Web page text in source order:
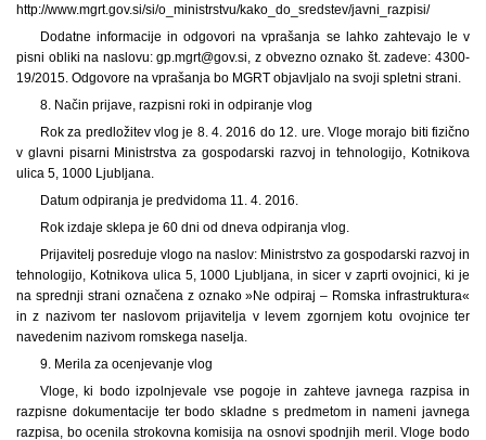
http://www.mgrt.gov.si/si/o_ministrstvu/kako_do_sredstev/javni_razpisi/
Dodatne informacije in odgovori na vprašanja se lahko zahtevajo le v
pisni obliki na naslovu: gp.mgrt@gov.si, z obvezno oznako št. zadeve: 4300-
19/2015. Odgovore na vprašanja bo MGRT objavljalo na svoji spletni strani.
8. Način prijave, razpisni roki in odpiranje vlog
Rok za predložitev vlog je 8. 4. 2016 do 12. ure. Vloge morajo biti fizično
v glavni pisarni Ministrstva za gospodarski razvoj in tehnologijo, Kotnikova
ulica 5, 1000 Ljubljana.
Datum odpiranja je predvidoma 11. 4. 2016.
Rok izdaje sklepa je 60 dni od dneva odpiranja vlog.
Prijavitelj posreduje vlogo na naslov: Ministrstvo za gospodarski razvoj in
tehnologijo, Kotnikova ulica 5, 1000 Ljubljana, in sicer v zaprti ovojnici, ki je
na sprednji strani označena z oznako »Ne odpiraj – Romska infrastruktura«
in z nazivom ter naslovom prijavitelja v levem zgornjem kotu ovojnice ter
navedenim nazivom romskega naselja.
9. Merila za ocenjevanje vlog
Vloge, ki bodo izpolnjevale vse pogoje in zahteve javnega razpisa in
razpisne dokumentacije ter bodo skladne s predmetom in nameni javnega
razpisa, bo ocenila strokovna komisija na osnovi spodnjih meril. Vloge bodo